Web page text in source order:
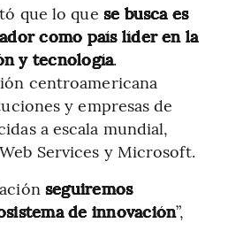
que lo que se busca es
como país líder en la
y tecnología.
centroamericana
y empresas de
a escala mundial,
Services y Microsoft.
seguiremos
de innovación”,